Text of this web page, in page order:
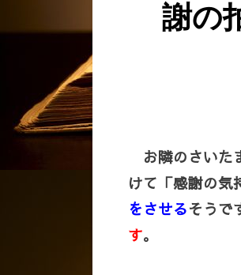
謝の
お隣のさいた
けて「感謝の気
をさせるそうで
す。